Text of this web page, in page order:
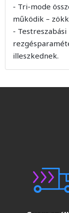
- Tri-mode
működik –
-
illeszkednek.